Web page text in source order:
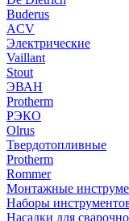
Buderus
ACV
Электрические
Vaillant
Stout
ЭВАН
Protherm
РЭКО
Olrus
Твердотопливные
Protherm
Rommer
Монтажные
Наборы
Насадки для